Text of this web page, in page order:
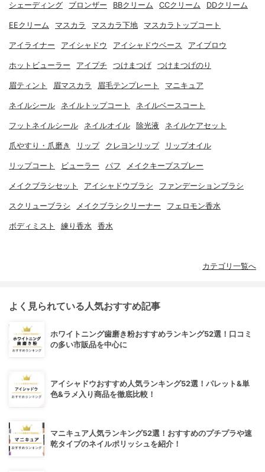
シェーディング ブロンザー BBクリーム CCクリーム DDクリーム
EEクリーム マスカラ マスカラ下地 マスカラトップコート
アイライナー アイシャドウ アイシャドウベース アイブロウ
ホットビューラー アイプチ つけまつげ つけまつげのり
眉ティント 眉マスカラ 眉毛テンプレート マニキュア
ネイルシール ネイルトップコート ネイルベースコート
フットネイルシール ネイルオイル 除光液 ネイルケアセット
爪やすり・爪磨き リップ クレヨンリップ リップオイル
リップコート ビューラー パフ メイクキープスプレー
メイクブラシセット アイシャドウブラシ ファンデーションブラシ
スクリューブラシ メイクブラシクリーナー フェロモン香水
ボディミスト 練り香水 香水
カテゴリ一覧へ
よく見られている人気おすすめ記事
ホワイトニング歯磨き粉おすすめランキング52選！口コミ
の多い市販品を中心に
アイシャドウおすすめ人気ランキング52選！パレット&単
色&ラメ入り商品を徹底比較！
マニキュア人気ランキング52選！おすすめのプチプラや速
乾タイプのネイルポリッシュを紹介！